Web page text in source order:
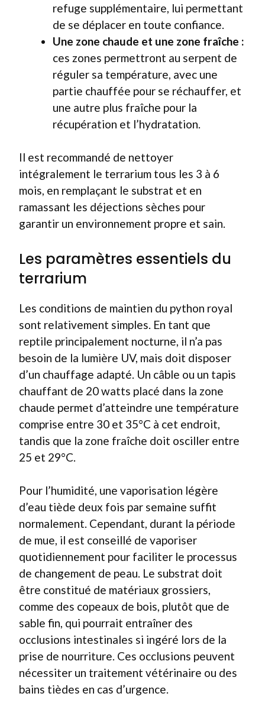
refuge supplémentaire, lui permettant
de se déplacer en toute confiance.
Une zone chaude et une zone fraîche :
ces zones permettront au serpent de
réguler sa température, avec une
partie chauffée pour se réchauffer, et
une autre plus fraîche pour la
récupération et l’hydratation.
Il est recommandé de nettoyer
intégralement le terrarium tous les 3 à 6
mois, en remplaçant le substrat et en
ramassant les déjections sèches pour
garantir un environnement propre et sain.
Les paramètres essentiels du
terrarium
Les conditions de maintien du python royal
sont relativement simples. En tant que
reptile principalement nocturne, il n’a pas
besoin de la lumière UV, mais doit disposer
d’un chauffage adapté. Un câble ou un tapis
chauffant de 20 watts placé dans la zone
chaude permet d’atteindre une température
comprise entre 30 et 35°C à cet endroit,
tandis que la zone fraîche doit osciller entre
25 et 29°C.
Pour l’humidité, une vaporisation légère
d’eau tiède deux fois par semaine suffit
normalement. Cependant, durant la période
de mue, il est conseillé de vaporiser
quotidiennement pour faciliter le processus
de changement de peau. Le substrat doit
être constitué de matériaux grossiers,
comme des copeaux de bois, plutôt que de
sable fin, qui pourrait entraîner des
occlusions intestinales si ingéré lors de la
prise de nourriture. Ces occlusions peuvent
nécessiter un traitement vétérinaire ou des
bains tièdes en cas d’urgence.